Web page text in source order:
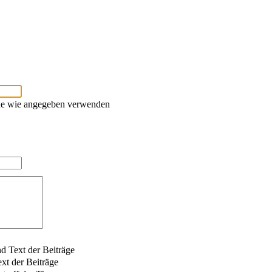
wie angegeben verwenden
Text der Beiträge
der Beiträge